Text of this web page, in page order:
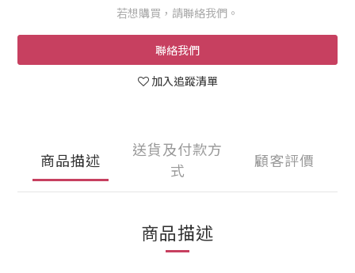
若想購買，請聯絡我們。
聯絡我們
加入追蹤清單
商品描述
送貨及付款方
式
顧客評價
商品描述